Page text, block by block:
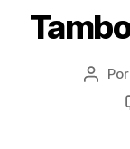
Autor
Por